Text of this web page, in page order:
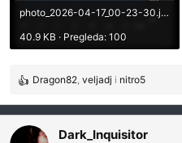
photo_2026-04-17_00-23-30.jpg
40.9 KB · Pregleda: 100
R
e
a
g
Dragon82, veljadj i nitro5
Dark_Inquisitor